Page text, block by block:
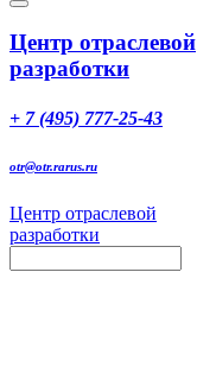
Toggle
Центр отраслевой
разработки
+ 7 (495) 777-25-43
otr@otr.rarus.ru
Центр отраслевой
разработки